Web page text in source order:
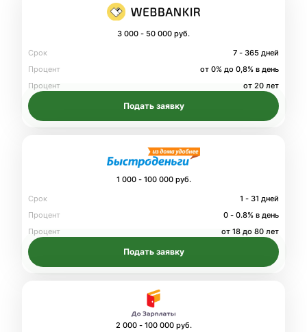
3 000 - 50 000 руб.
Срок
7 - 365 дней
Процент
от 0% до 0,8% в день
Процент
от 20 лет
Подать заявку
1 000 - 100 000 руб.
Срок
1 - 31 дней
Процент
0 - 0.8% в день
Процент
от 18 до 80 лет
Подать заявку
2 000 - 100 000 руб.